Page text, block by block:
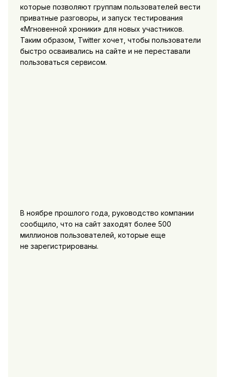
которые позволяют группам пользователей вести
приватные разговоры, и запуск тестирования
«Мгновенной хроники» для новых участников.
Таким образом, Twitter хочет, чтобы пользователи
быстро осваивались на сайте и не переставали
пользоваться сервисом.
В ноябре прошлого года, руководство компании
сообщило, что на сайт заходят более 500
миллионов пользователей, которые еще
не зарегистрированы.